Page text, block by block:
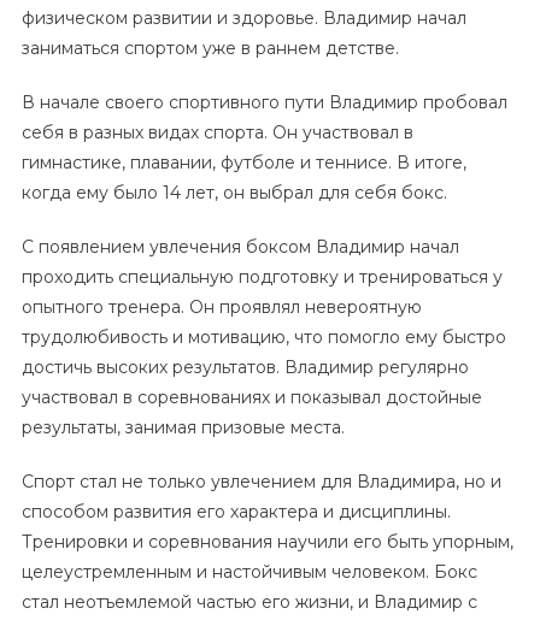
физическом развитии и здоровье. Владимир начал
заниматься спортом уже в раннем детстве.
В начале своего спортивного пути Владимир пробовал
себя в разных видах спорта. Он участвовал в
гимнастике, плавании, футболе и теннисе. В итоге,
когда ему было 14 лет, он выбрал для себя бокс.
С появлением увлечения боксом Владимир начал
проходить специальную подготовку и тренироваться у
опытного тренера. Он проявлял невероятную
трудолюбивость и мотивацию, что помогло ему быстро
достичь высоких результатов. Владимир регулярно
участвовал в соревнованиях и показывал достойные
результаты, занимая призовые места.
Спорт стал не только увлечением для Владимира, но и
способом развития его характера и дисциплины.
Тренировки и соревнования научили его быть упорным,
целеустремленным и настойчивым человеком. Бокс
стал неотъемлемой частью его жизни, и Владимир с